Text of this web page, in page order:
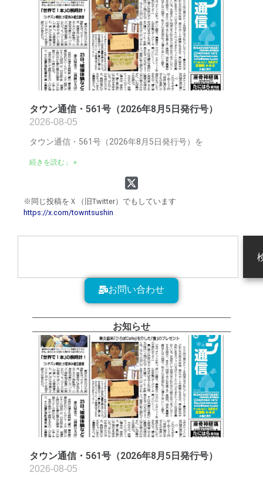
タウン通信・561号（2026年8月5日発行号）
2026-08-05
タウン通信・561号（2026年8月5日発行号）を
続きを読む」 »
※同じ投稿をＸ（旧Twitter）でもしています
https://x.com/towntsushin
お問い合わせ
お知らせ
タウン通信・561号（2026年8月5日発行号）
2026-08-05